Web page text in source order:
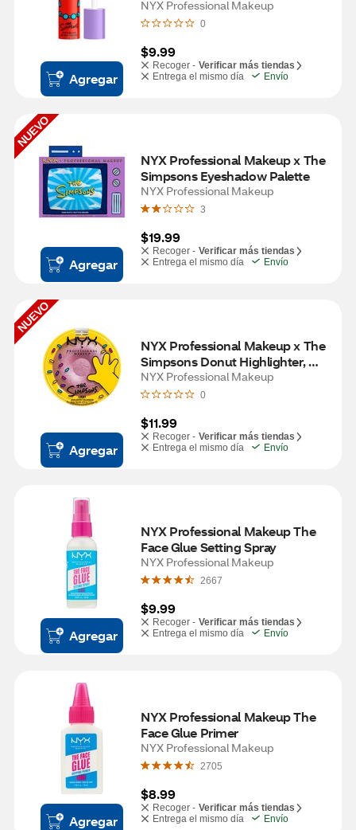
Agregar
Cheeks Blush, Snarky Scarlet
NYX Professional Makeup
0
$9.99
Recoger - Verificar más tiendas
Entrega el mismo día
Envío
NUEVO
Agregar
NYX Professional Makeup x The
Simpsons Eyeshadow Palette
NYX Professional Makeup
3
$19.99
Recoger - Verificar más tiendas
Entrega el mismo día
Envío
NUEVO
Agregar
NYX Professional Makeup x The
Simpsons Donut Highlighter,
Donut Mind if I Do
NYX Professional Makeup
0
$11.99
Recoger - Verificar más tiendas
Entrega el mismo día
Envío
Agregar
NYX Professional Makeup The
Face Glue Setting Spray
NYX Professional Makeup
2667
$9.99
Recoger - Verificar más tiendas
Entrega el mismo día
Envío
Agregar
NYX Professional Makeup The
Face Glue Primer
NYX Professional Makeup
2705
$8.99
Recoger - Verificar más tiendas
Entrega el mismo día
Envío